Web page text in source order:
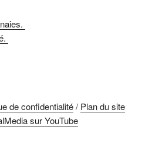
de confidentialité/ Plan du site
sur YouTube